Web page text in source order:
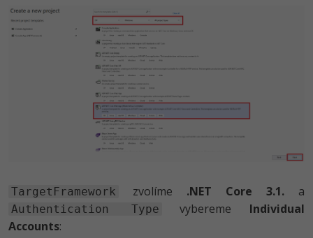
TargetFramework zvolíme .NET Core 3.1. a
Authentication Type vybereme Individual
Accounts: